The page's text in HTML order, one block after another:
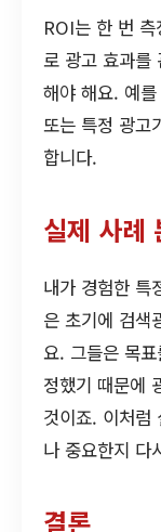
ROI는 한 번
로 광고 효과를
해야 해요. 예
또는 특정 광고
합니다.
실제 사례
내가 경험한 특
은 초기에 검색
요. 그들은 목
정했기 때문에
것이죠. 이처럼
나 중요한지 다
결론